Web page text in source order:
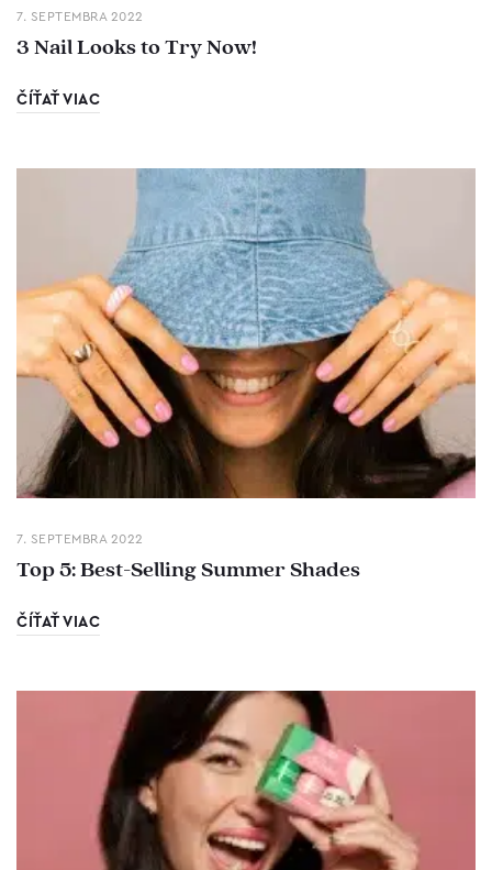
7. SEPTEMBRA 2022
3 Nail Looks to Try Now!
ČÍŤAŤ VIAC
7. SEPTEMBRA 2022
Top 5: Best-Selling Summer Shades
ČÍŤAŤ VIAC